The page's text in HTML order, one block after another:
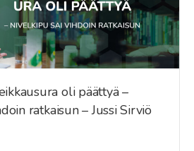
oli päättyä –
ratkaisun – Jussi Sirviö